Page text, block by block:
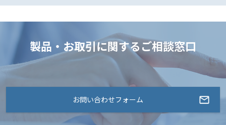
製品・お取引に関するご相談窓口
お問い合わせフォーム